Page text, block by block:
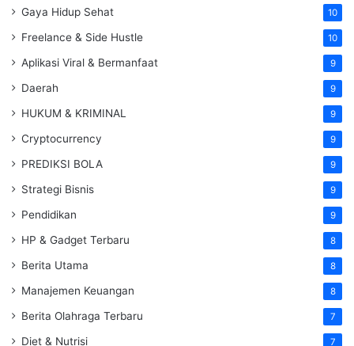
Gaya Hidup Sehat 10
Freelance & Side Hustle 10
Aplikasi Viral & Bermanfaat 9
Daerah 9
HUKUM & KRIMINAL 9
Cryptocurrency 9
PREDIKSI BOLA 9
Strategi Bisnis 9
Pendidikan 9
HP & Gadget Terbaru 8
Berita Utama 8
Manajemen Keuangan 8
Berita Olahraga Terbaru 7
Diet & Nutrisi 7